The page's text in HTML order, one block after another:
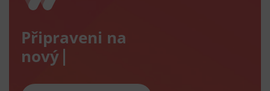
Připraveni na
nový e-sho